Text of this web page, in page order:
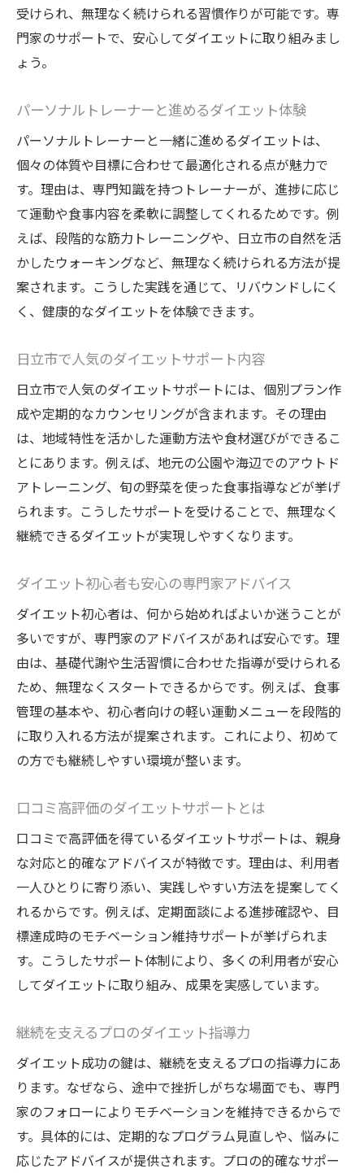
受けられ、無理なく続けられる習慣作りが可能です。専
門家のサポートで、安心してダイエットに取り組みまし
ょう。
パーソナルトレーナーと進めるダイエット体験
パーソナルトレーナーと一緒に進めるダイエットは、
個々の体質や目標に合わせて最適化される点が魅力で
す。理由は、専門知識を持つトレーナーが、進捗に応じ
て運動や食事内容を柔軟に調整してくれるためです。例
えば、段階的な筋力トレーニングや、日立市の自然を活
かしたウォーキングなど、無理なく続けられる方法が提
案されます。こうした実践を通じて、リバウンドしにく
く、健康的なダイエットを体験できます。
日立市で人気のダイエットサポート内容
日立市で人気のダイエットサポートには、個別プラン作
成や定期的なカウンセリングが含まれます。その理由
は、地域特性を活かした運動方法や食材選びができるこ
とにあります。例えば、地元の公園や海辺でのアウトド
アトレーニング、旬の野菜を使った食事指導などが挙げ
られます。こうしたサポートを受けることで、無理なく
継続できるダイエットが実現しやすくなります。
ダイエット初心者も安心の専門家アドバイス
ダイエット初心者は、何から始めればよいか迷うことが
多いですが、専門家のアドバイスがあれば安心です。理
由は、基礎代謝や生活習慣に合わせた指導が受けられる
ため、無理なくスタートできるからです。例えば、食事
管理の基本や、初心者向けの軽い運動メニューを段階的
に取り入れる方法が提案されます。これにより、初めて
の方でも継続しやすい環境が整います。
口コミ高評価のダイエットサポートとは
口コミで高評価を得ているダイエットサポートは、親身
な対応と的確なアドバイスが特徴です。理由は、利用者
一人ひとりに寄り添い、実践しやすい方法を提案してく
れるからです。例えば、定期面談による進捗確認や、目
標達成時のモチベーション維持サポートが挙げられま
す。こうしたサポート体制により、多くの利用者が安心
してダイエットに取り組み、成果を実感しています。
継続を支えるプロのダイエット指導力
ダイエット成功の鍵は、継続を支えるプロの指導力にあ
ります。なぜなら、途中で挫折しがちな場面でも、専門
家のフォローによりモチベーションを維持できるからで
す。具体的には、定期的なプログラム見直しや、悩みに
応じたアドバイスが提供されます。プロの的確なサポー